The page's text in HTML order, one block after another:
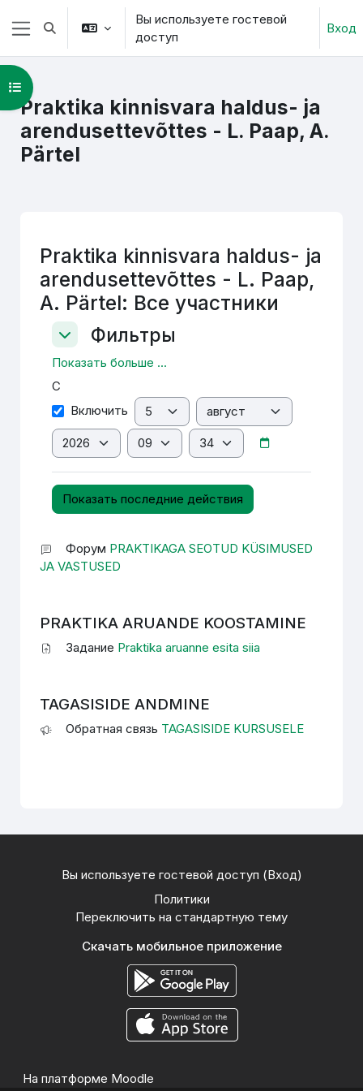
Перейти к основному содержанию
Боковая панель
Изменить данные поисковой строки
Вы используете гостевой
доступ
Вход
Praktika kinnisvara haldus- ja
arendusettevõttes - L. Paap, A.
Pärtel
Открыть оглавление курса
Praktika kinnisvara haldus- ja
arendusettevõttes - L. Paap,
A. Pärtel: Все участники
Фильтры
ФильтрыФильтры
Показать больше ...
С
С Включить День Месяц
Год Час Минута
Форум PRAKTIKAGA SEOTUD KÜSIMUSED
JA VASTUSED
PRAKTIKA ARUANDE KOOSTAMINE
Задание Praktika aruanne esita siia
TAGASISIDE ANDMINE
Обратная связь TAGASISIDE KURSUSELE
Вы используете гостевой доступ (Вход)
Политики
Переключить на стандартную тему
Скачать мобильное приложение
На платформе Moodle